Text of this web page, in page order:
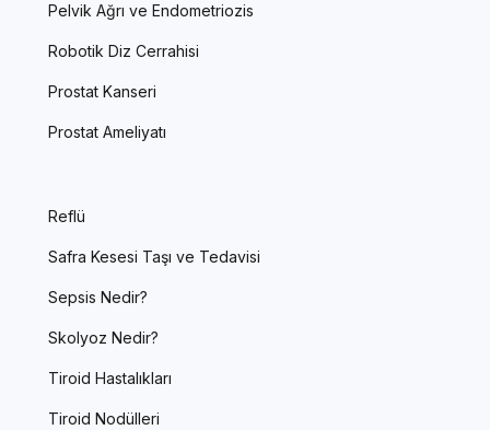
Pelvik Ağrı ve Endometriozis
Robotik Diz Cerrahisi
Prostat Kanseri
Prostat Ameliyatı
Reflü
Safra Kesesi Taşı ve Tedavisi
Sepsis Nedir?
Skolyoz Nedir?
Tiroid Hastalıkları
Tiroid Nodülleri